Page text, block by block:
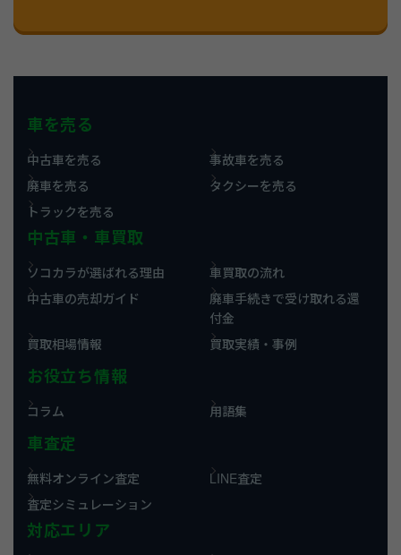
車を売る
中古車を売る
事故車を売る
廃車を売る
タクシーを売る
トラックを売る
中古車・車買取
ソコカラが選ばれる理由
車買取の流れ
中古車の売却ガイド
廃車手続きで受け取れる還
付金
買取相場情報
買取実績・事例
お役立ち情報
コラム 用語集
車査定
無料オンライン査定
LINE査定
査定シミュレーション
対応エリア